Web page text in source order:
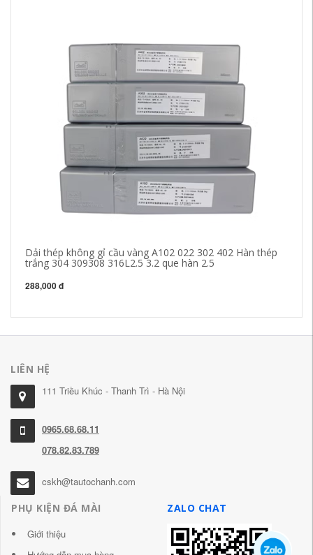
Dải thép không gỉ cầu vàng A102 022 302 402 Hàn thép
trắng 304 309308 316L2.5 3.2 que hàn 2.5
288,000 đ
LIÊN HỆ
111 Triều Khúc - Thanh Trì - Hà Nội
0965.68.68.11
078.82.83.789
cskh@tautochanh.com
PHỤ KIỆN ĐÁ MÀI
Giới thiệu
ZALO CHAT